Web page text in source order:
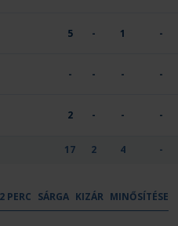
5 - 1 -
- - - -
2 - - -
17 2 4 -
2 PERC SÁRGA KIZÁR MINŐSÍTÉSE